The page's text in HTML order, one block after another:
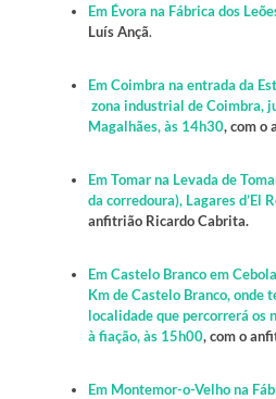
Em Évora na Fábrica dos
Luís Ançã.
Em Coimbra na entrada da
zona industrial de Coimbra,
Magalhães, às 14h30, com o
Em Tomar na Levada de
da corredoura), Lagares d’El
anfitrião Ricardo Cabrita.
Em Castelo Branco em
Km de Castelo Branco, onde
localidade que percorrerá os
à fiação, às 15h00, com o
Em Montemor-o-Velho na